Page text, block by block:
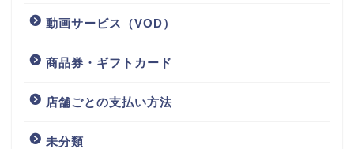
動画サービス（VOD）
商品券・ギフトカード
店舗ごとの支払い方法
未分類